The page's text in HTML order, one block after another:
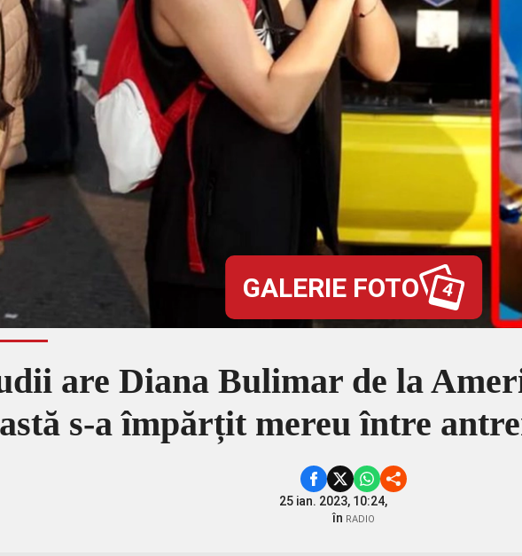
GALERIE FOTO 4
are Diana Bulimar de la
s-a împărțit mereu între
25 ian. 2023, 10:24,
în RADIO